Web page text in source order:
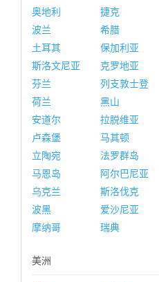
奥地利
捷克
波兰
希腊
土耳其
保加利亚
斯洛文尼亚
克罗地亚
芬兰
列支敦士登
荷兰
黑山
安道尔
拉脱维亚
卢森堡
马其顿
立陶宛
法罗群岛
马恩岛
阿尔巴尼亚
乌克兰
斯洛伐克
波黑
爱沙尼亚
摩纳哥
瑞典
美洲